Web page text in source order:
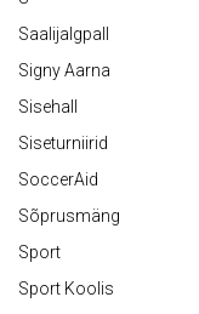
Saalijalgpall
Signy Aarna
Sisehall
Siseturniirid
SoccerAid
Sõprusmäng
Sport
Sport Koolis